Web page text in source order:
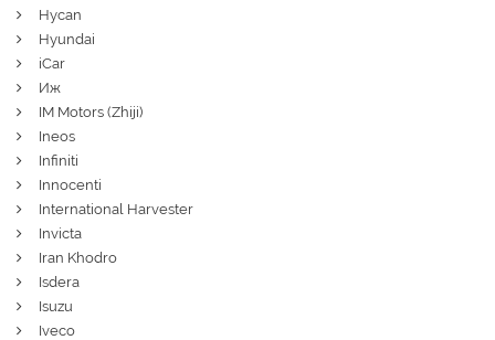
Hycan
Hyundai
iCar
Иж
IM Motors (Zhiji)
Ineos
Infiniti
Innocenti
International Harvester
Invicta
Iran Khodro
Isdera
Isuzu
Iveco